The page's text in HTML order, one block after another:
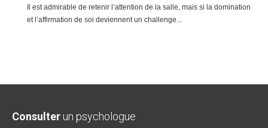
Il est admirable de retenir l’attention de la salle, mais si la domination
et l’affirmation de soi deviennent un challenge...
Consulter un psychologue